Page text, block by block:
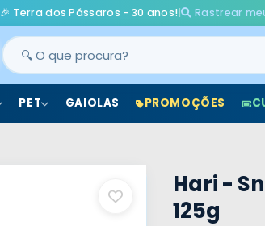
🎉 Terra dos Pássaros - 30 anos!| Rastrear
PET GAIOLAS PROMOÇÕES
Hari -
125g